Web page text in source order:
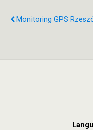
Monitoring GPS